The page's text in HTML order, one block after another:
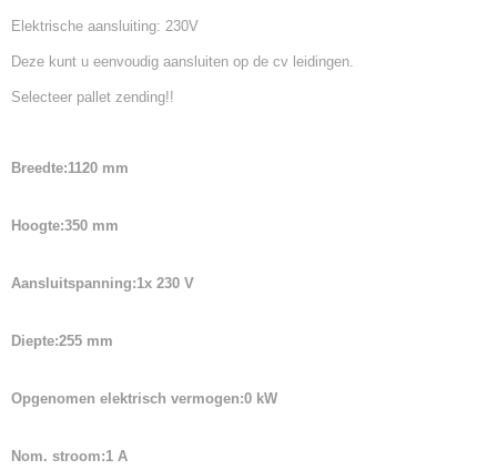
Elektrische aansluiting: 230V
Deze kunt u eenvoudig aansluiten op de cv leidingen.
Selecteer pallet zending!!
Breedte:1120 mm
Hoogte:350 mm
Aansluitspanning:1x 230 V
Diepte:255 mm
Opgenomen elektrisch vermogen:0 kW
Nom. stroom:1 A